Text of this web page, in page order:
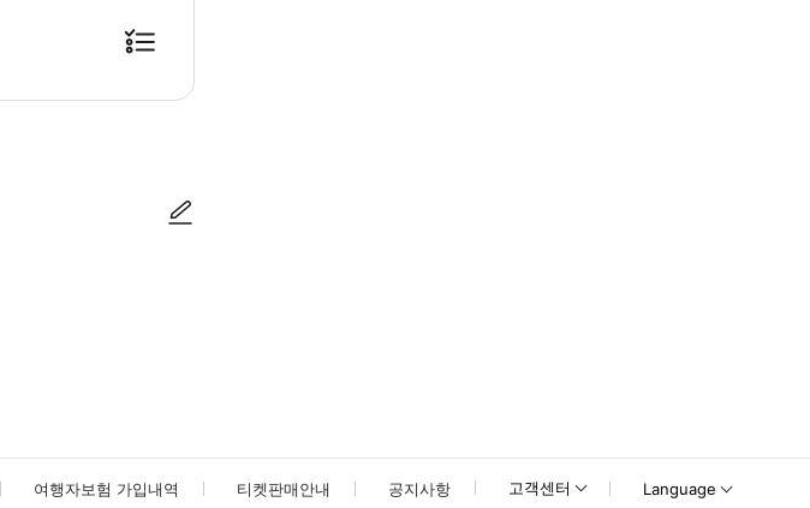
여행자보험 가입내역 티켓판매안내 공지사항 고객센터 Language